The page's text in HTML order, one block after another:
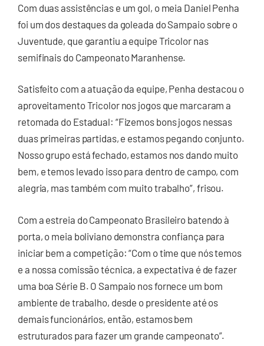
Com duas assistências e um gol, o meia Daniel Penha
foi um dos destaques da goleada do Sampaio sobre o
Juventude, que garantiu a equipe Tricolor nas
semifinais do Campeonato Maranhense.
Satisfeito com a atuação da equipe, Penha destacou o
aproveitamento Tricolor nos jogos que marcaram a
retomada do Estadual: “Fizemos bons jogos nessas
duas primeiras partidas, e estamos pegando conjunto.
Nosso grupo está fechado, estamos nos dando muito
bem, e temos levado isso para dentro de campo, com
alegria, mas também com muito trabalho”, frisou.
Com a estreia do Campeonato Brasileiro batendo à
porta, o meia boliviano demonstra confiança para
iniciar bem a competição: “Com o time que nós temos
e a nossa comissão técnica, a expectativa é de fazer
uma boa Série B. O Sampaio nos fornece um bom
ambiente de trabalho, desde o presidente até os
demais funcionários, então, estamos bem
estruturados para fazer um grande campeonato”.